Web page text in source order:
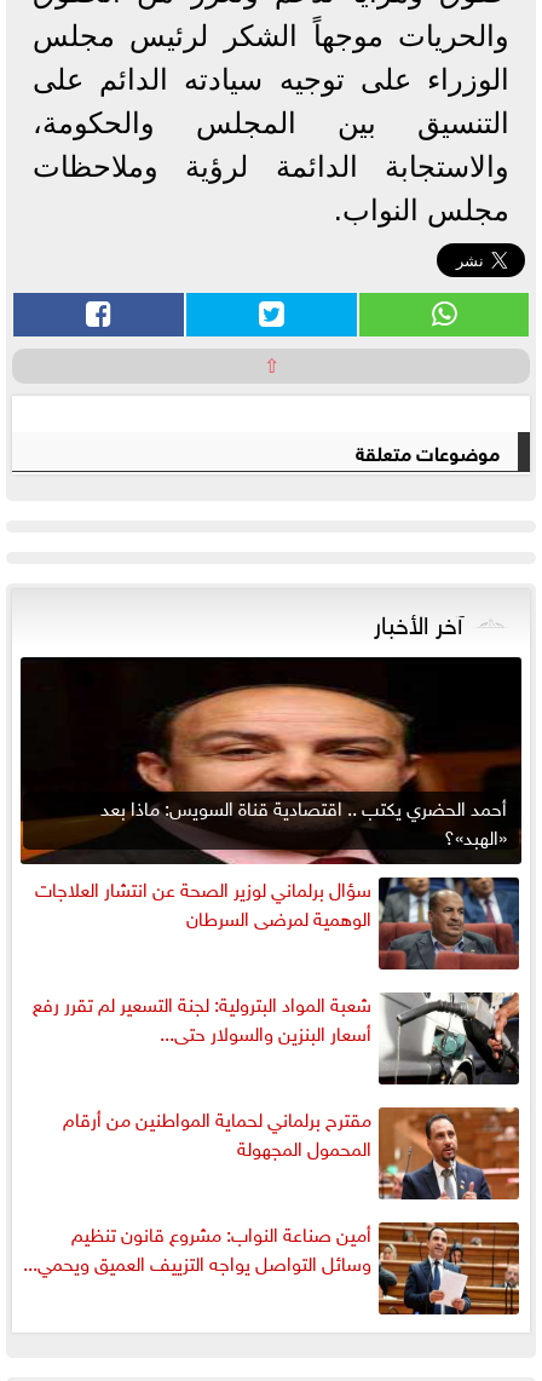
والحريات موجهاً الشكر لرئيس مجلس
الوزراء على توجيه سيادته الدائم على
التنسيق بين المجلس والحكومة،
والاستجابة الدائمة لرؤية وملاحظات
مجلس النواب.
⇧
موضوعات متعلقة
آخر الأخبار
أحمد الحضري يكتب .. اقتصادية قناة السويس: ماذا بعد
«الهبد»؟
سؤال برلماني لوزير الصحة عن انتشار العلاجات
الوهمية لمرضى السرطان
شعبة المواد البترولية: لجنة التسعير لم تقرر رفع
أسعار البنزين والسولار حتى...
مقترح برلماني لحماية المواطنين من أرقام
المحمول المجهولة
أمين صناعة النواب: مشروع قانون تنظيم
وسائل التواصل يواجه التزييف العميق ويحمي...